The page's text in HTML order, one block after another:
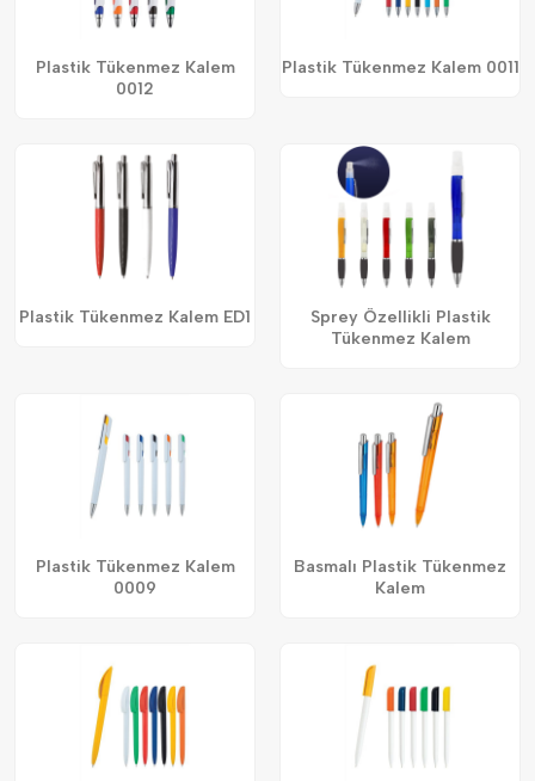
Plastik Tükenmez Kalem
0012
Plastik Tükenmez Kalem 0011
Plastik Tükenmez Kalem ED1
Sprey Özellikli Plastik
Tükenmez Kalem
Plastik Tükenmez Kalem
0009
Basmalı Plastik Tükenmez
Kalem